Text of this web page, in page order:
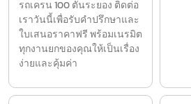
รถเครน 100 ตันระยอง ติดต่อ
เราวันนี้เพื่อรับคำปรึกษาและ
ใบเสนอราคาฟรี พร้อมเนรมิต
ทุกงานยกของคุณให้เป็นเรื่อง
ง่ายและคุ้มค่า